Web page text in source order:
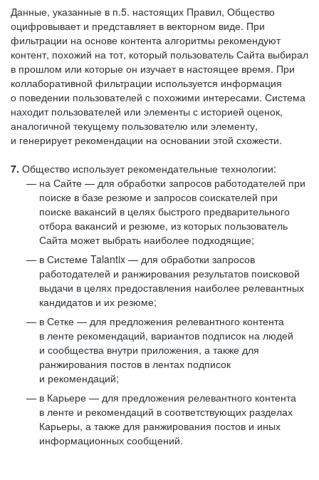
Данные, указанные в п.5. настоящих Правил, Общество
оцифровывает и представляет в векторном виде. При
фильтрации на основе контента алгоритмы рекомендуют
контент, похожий на тот, который пользователь Сайта выбирал
в прошлом или которые он изучает в настоящее время. При
коллаборативной фильтрации используется информация
о поведении пользователей с похожими интересами. Система
находит пользователей или элементы с историей оценок,
аналогичной текущему пользователю или элементу,
и генерирует рекомендации на основании этой схожести.
7. Общество использует рекомендательные технологии:
на Сайте — для обработки запросов работодателей при
поиске в базе резюме и запросов соискателей при
поиске вакансий в целях быстрого предварительного
отбора вакансий и резюме, из которых пользователь
Сайта может выбрать наиболее подходящие;
в Системе Talantix — для обработки запросов
работодателей и ранжирования результатов поисковой
выдачи в целях предоставления наиболее релевантных
кандидатов и их резюме;
в Сетке — для предложения релевантного контента
в ленте рекомендаций, вариантов подписок на людей
и сообщества внутри приложения, а также для
ранжирования постов в лентах подписок
и рекомендаций;
в Карьере — для предложения релевантного контента
в ленте и рекомендаций в соответствующих разделах
Карьеры, а также для ранжирования постов и иных
информационных сообщений.